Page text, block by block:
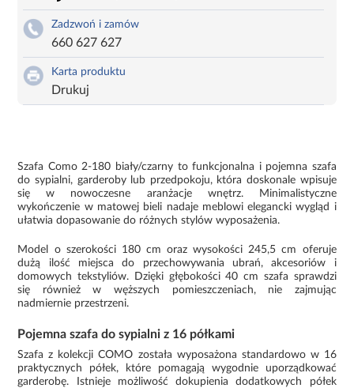
Zadzwoń i zamów
660 627 627
Karta produktu
Drukuj
Szafa Como 2-180 biały/czarny to funkcjonalna i pojemna szafa
do sypialni, garderoby lub przedpokoju, która doskonale wpisuje
się w nowoczesne aranżacje wnętrz. Minimalistyczne
wykończenie w matowej bieli nadaje meblowi elegancki wygląd i
ułatwia dopasowanie do różnych stylów wyposażenia.
Model o szerokości 180 cm oraz wysokości 245,5 cm oferuje
dużą ilość miejsca do przechowywania ubrań, akcesoriów i
domowych tekstyliów. Dzięki głębokości 40 cm szafa sprawdzi
się również w węższych pomieszczeniach, nie zajmując
nadmiernie przestrzeni.
Pojemna szafa do sypialni z 16 półkami
Szafa z kolekcji COMO została wyposażona standardowo w 16
praktycznych półek, które pomagają wygodnie uporządkować
garderobę. Istnieje możliwość dokupienia dodatkowych półek